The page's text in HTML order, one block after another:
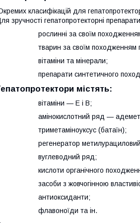
класифікацій для
зручності гепатопротекторні
рослинні за своїм походженням
тварин за своїм походженням
вітаміни та мінерали;
препарати синтетичного
містять:
вітаміни — Е і В;
амінокислотний ряд —
триметаміноуксус (батаїн);
регенератор
вуглеводний ряд;
кислоти органічного
засоби з жовчогінною
антиоксиданти;
флавоноїди та ін.